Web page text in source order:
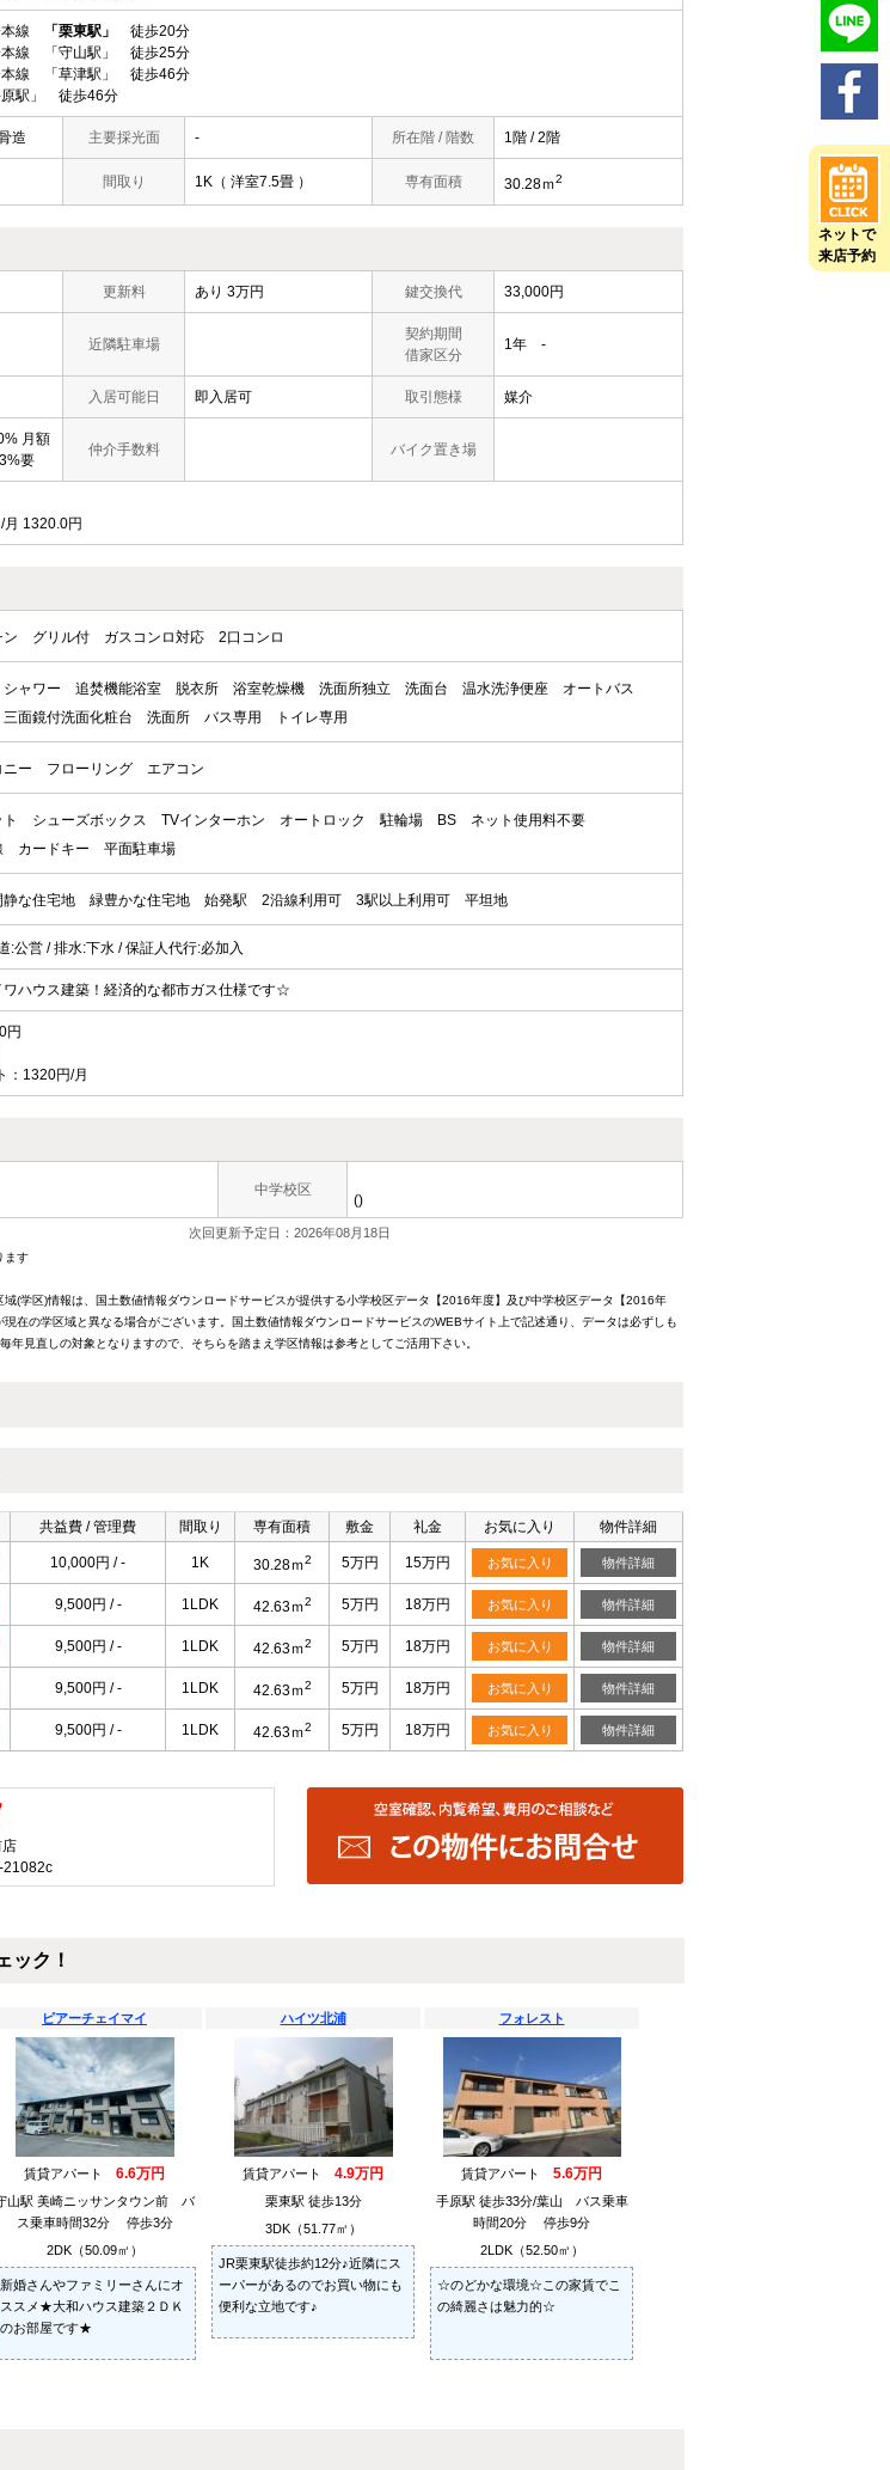
ネットで
来店予約
本線 「栗東駅」
徒歩20分
本線 「守山駅」 徒歩25分
本線 「草津駅」 徒歩46分
駅」 徒歩46分
造 主要採光面 - 所在階 / 階数 1階 / 2階
間取り 1K（ 洋室7.5畳 ） 専有面積 30.28ｍ2
更新料 あり 3万円 鍵交換代 33,000円
近隣駐車場
契約期間
借家区分
1年 -
入居可能日 即入居可 取引態様 媒介
月額
要
仲介手数料 バイク置き場
ト/月 1320.0円
ン グリル付 ガスコンロ対応 2口コンロ
シャワー 追焚機能浴室 脱衣所 浴室乾燥機 洗面所独立 洗面台 温水洗浄便座
オートバス
三面鏡付洗面化粧台 洗面所 バス専用 トイレ専用
ニー フローリング エアコン
シューズボックス TVインターホン オートロック 駐輪場 BS
ネット使用料不要
カードキー 平面駐車場
静な住宅地 緑豊かな住宅地 始発駅 2沿線利用可 3駅以上利用可 平坦地
:公営 / 排水:下水 / 保証人代行:必加入
ハウス建築！経済的な都市ガス仕様です☆
円
：1320円/月
中学校区
()
次回更新予定日：2026年08月18日
ます
(学区)情報は、国土数値情報ダウンロードサービスが提供する小学校区データ【2016年度】及び中学校区データ【2016年
在の学区域と異なる場合がございます。国土数値情報ダウンロードサービスのWEBサイト上で記述通り、データは必ずしも
年見直しの対象となりますので、そちらを踏まえ学区情報は参考としてご活用下さい。
共益費 / 管理費 間取り 専有面積 敷金 礼金 お気に入り 物件詳細
10,000円 / - 1K 30.28ｍ2 5万円 15万円 お気に入り 物件詳細
9,500円 / - 1LDK 42.63ｍ2 5万円 18万円 お気に入り 物件詳細
9,500円 / - 1LDK 42.63ｍ2 5万円 18万円 お気に入り 物件詳細
9,500円 / - 1LDK 42.63ｍ2 5万円 18万円 お気に入り 物件詳細
9,500円 / - 1LDK 42.63ｍ2 5万円 18万円 お気に入り 物件詳細
21082c
ック！
ピアーチェイマイ
賃貸アパート 6.6万円
山駅 美崎ニッサンタウン前 バ
ス乗車時間32分 停歩3分
2DK（50.09㎡）
新婚さんやファミリーさんにオ
ススメ★大和ハウス建築２ＤＫ
のお部屋です★
ハイツ北浦
賃貸アパート 4.9万円
栗東駅 徒歩13分
3DK（51.77㎡）
JR栗東駅徒歩約12分♪近隣にス
ーパーがあるのでお買い物にも
便利な立地です♪
フォレスト
賃貸アパート 5.6万円
手原駅 徒歩33分/葉山 バス乗車
時間20分 停歩9分
2LDK（52.50㎡）
☆のどかな環境☆この家賃でこ
の綺麗さは魅力的☆